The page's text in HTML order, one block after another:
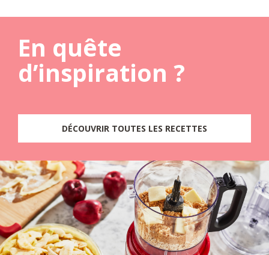
En quête
d’inspiration ?
DÉCOUVRIR TOUTES LES RECETTES